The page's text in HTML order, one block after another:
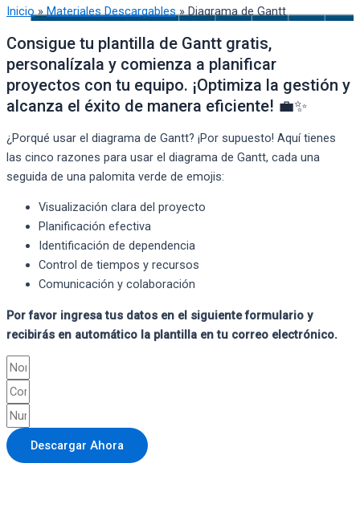
Inicio»Materiales Descargables»Diagrama de Gantt
Consigue tu plantilla de Gantt gratis,
personalízala y comienza a planificar
proyectos con tu equipo. ¡Optimiza la gestión y
alcanza el éxito de manera eficiente! 💼✨
¿Porqué usar el diagrama de Gantt? ¡Por supuesto! Aquí tienes
las cinco razones para usar el diagrama de Gantt, cada una
seguida de una palomita verde de emojis:
Visualización clara del proyecto
Planificación efectiva
Identificación de dependencia
Control de tiempos y recursos
Comunicación y colaboración
Por favor ingresa tus datos en el siguiente formulario y
recibirás en automático la plantilla en tu correo electrónico.
Descargar Ahora